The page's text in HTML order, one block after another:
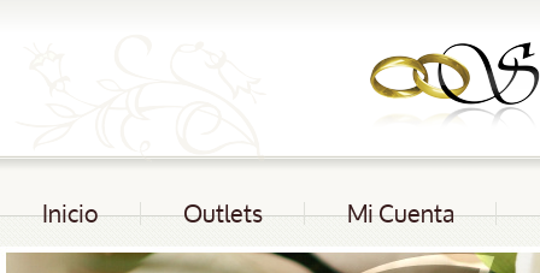
Inicio Outlets Mi Cuenta